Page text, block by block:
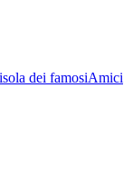
dei famosiAmici